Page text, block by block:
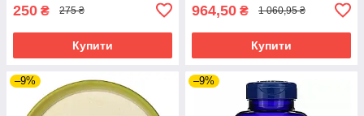
250 ₴ 275 ₴
Купити
964,50 ₴ 1 060,95 ₴
Купити
–9% –9%